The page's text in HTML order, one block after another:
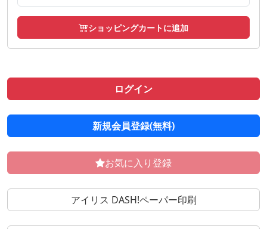
ショッピングカートに追加
ログイン
新規会員登録(無料)
お気に入り登録
アイリス DASH!ペーパー印刷